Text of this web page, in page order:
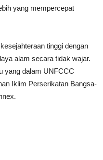
yang mempercepat
tinggi dengan
alam secara tidak wajar.
yang dalam UNFCCC
Iklim Perserikatan Bangsa-